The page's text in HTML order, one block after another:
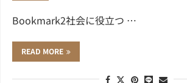
Bookmark2社会に役立つ …
READ MORE